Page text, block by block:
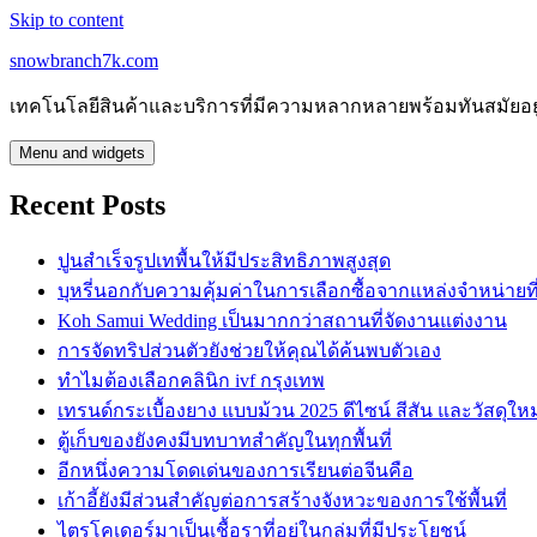
Skip to content
snowbranch7k.com
เทคโนโลยีสินค้าและบริการที่มีความหลากหลายพร้อมทันสมัยอ
Menu and widgets
Recent Posts
ปูนสำเร็จรูปเทพื้นให้มีประสิทธิภาพสูงสุด
บุหรี่นอกกับความคุ้มค่าในการเลือกซื้อจากแหล่งจำหน่าย
Koh Samui Wedding เป็นมากกว่าสถานที่จัดงานแต่งงาน
การจัดทริปส่วนตัวยังช่วยให้คุณได้ค้นพบตัวเอง
ทำไมต้องเลือกคลินิก ivf กรุงเทพ
เทรนด์กระเบื้องยาง แบบม้วน 2025 ดีไซน์ สีสัน และวัสดุให
ตู้เก็บของยังคงมีบทบาทสำคัญในทุกพื้นที่
อีกหนึ่งความโดดเด่นของการเรียนต่อจีนคือ
เก้าอี้ยังมีส่วนสำคัญต่อการสร้างจังหวะของการใช้พื้นที่
ไตรโคเดอร์มาเป็นเชื้อราที่อยู่ในกลุ่มที่มีประโยชน์